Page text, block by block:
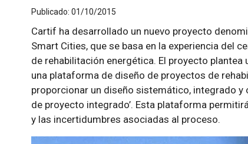
Publicado: 01/10/2015
Cartif ha desarrollado un nuevo proyecto
Smart Cities, que se basa en la experiencia del
de rehabilitación energética. El proyecto
una plataforma de diseño de proyectos de
proporcionar un diseño sistemático, integrado
de proyecto integrado’. Esta plataforma
y las incertidumbres asociadas al proceso.